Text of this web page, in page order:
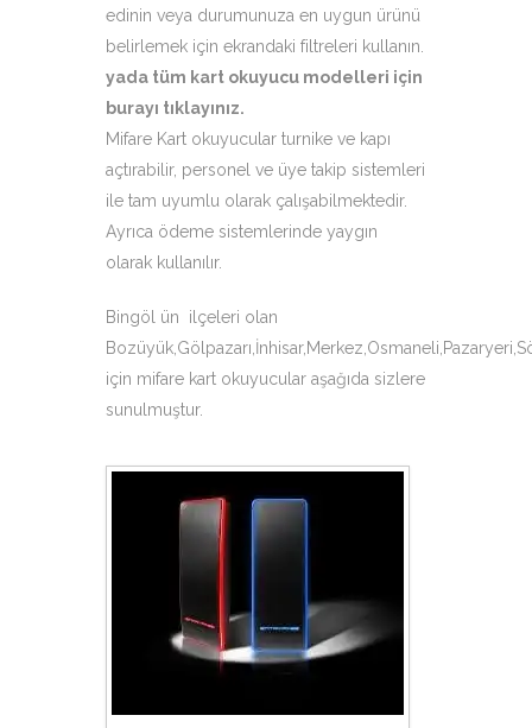
edinin veya durumunuza en uygun ürünü
belirlemek için ekrandaki filtreleri kullanın.
yada tüm kart okuyucu modelleri için
burayı tıklayınız.
Mifare Kart okuyucular turnike ve kapı
açtırabilir, personel ve üye takip sistemleri
ile tam uyumlu olarak çalışabilmektedir.
Ayrıca ödeme sistemlerinde yaygın
olarak kullanılır.
Bingöl ün ilçeleri olan
için mifare kart okuyucular aşağıda sizlere
sunulmuştur.